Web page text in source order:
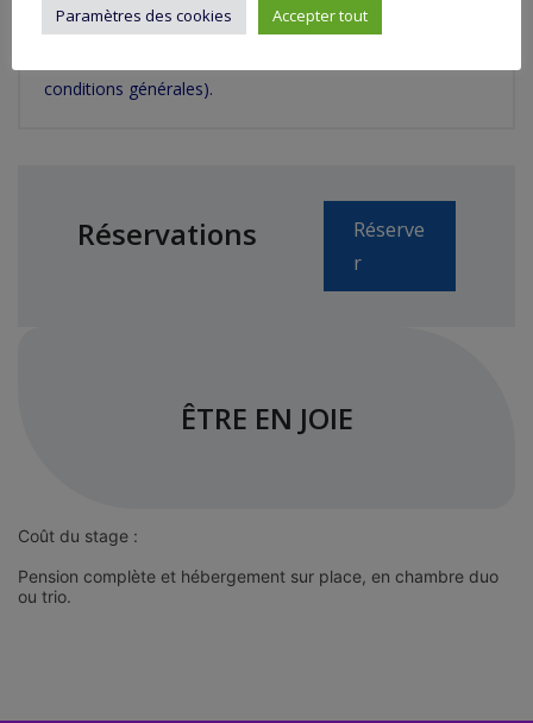
d'annulation de la part de l'animateur 100 % des arrhes
conditions générales).
Réservations
Réserve
r
ÊTRE EN JOIE
Coût du stage :
Pension complète et hébergement sur place, en chambre duo
ou trio.
Paramètres des cookies Accepter tout